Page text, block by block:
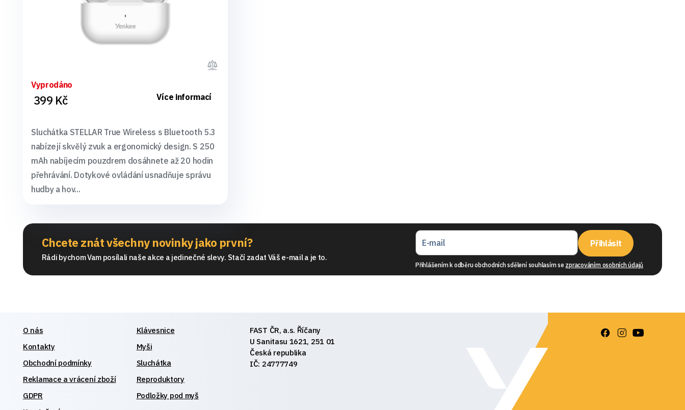
Vyprodáno
399 Kč Více informací
Sluchátka STELLAR True Wireless s Bluetooth 5.3
nabízejí skvělý zvuk a ergonomický design. S 250
mAh nabíjecím pouzdrem dosáhnete až 20 hodin
přehrávání. Dotykové ovládání usnadňuje správu
hudby a hov...
Chcete znát všechny novinky jako první?
Rádi bychom Vam posílali naše akce a jedinečné slevy. Stačí zadat Váš e-mail a je to.
Přihlásit
Přihlášením k odběru obchodních sdělení souhlasím se zpracováním osobních údajů
O nás
Kontakty
Obchodní podmínky
Reklamace a vrácení zboží
GDPR
Klávesnice
Myši
Sluchátka
Reproduktory
Podložky pod myš
FAST ČR, a.s. Říčany
U Sanitasu 1621, 251 01
Česká republika
IČ: 24777749